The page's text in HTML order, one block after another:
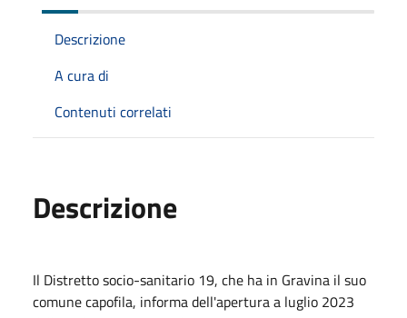
Descrizione
A cura di
Contenuti correlati
Descrizione
Il Distretto socio-sanitario 19, che ha in Gravina il suo
comune capofila, informa dell'apertura a luglio 2023